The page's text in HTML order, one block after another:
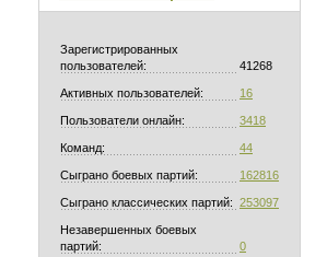
Зарегистрированных
пользователей:
41268
Активных пользователей: 16
Пользователи онлайн: 3418
Команд: 44
Сыграно боевых партий: 162816
Сыграно классических партий: 253097
Незавершенных боевых
партий:
0